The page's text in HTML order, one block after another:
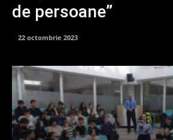
de persoane”
22 octombrie 2023